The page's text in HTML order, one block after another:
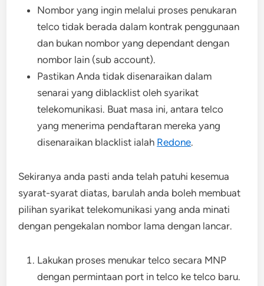
Nombor yang ingin melalui proses penukaran
telco tidak berada dalam kontrak penggunaan
dan bukan nombor yang dependant dengan
nombor lain (sub account).
Pastikan Anda tidak disenaraikan dalam
senarai yang diblacklist oleh syarikat
telekomunikasi. Buat masa ini, antara telco
yang menerima pendaftaran mereka yang
disenaraikan blacklist ialah Redone.
Sekiranya anda pasti anda telah patuhi kesemua
syarat-syarat diatas, barulah anda boleh membuat
pilihan syarikat telekomunikasi yang anda minati
dengan pengekalan nombor lama dengan lancar.
Lakukan proses menukar telco secara MNP
dengan permintaan port in telco ke telco baru.